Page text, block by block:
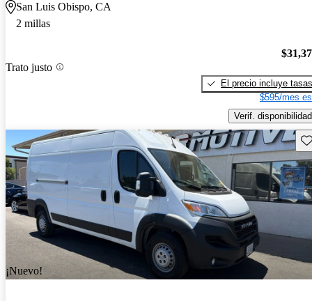
San Luis Obispo, CA
2 millas
Trato justo
El precio incluye tasas
$595/mes
Verif. disponibilidad
¡Nuevo!